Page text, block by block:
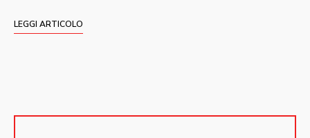
LEGGI ARTICOLO